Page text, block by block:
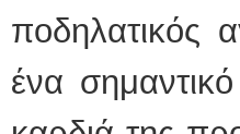
ποδηλατικός
ένα